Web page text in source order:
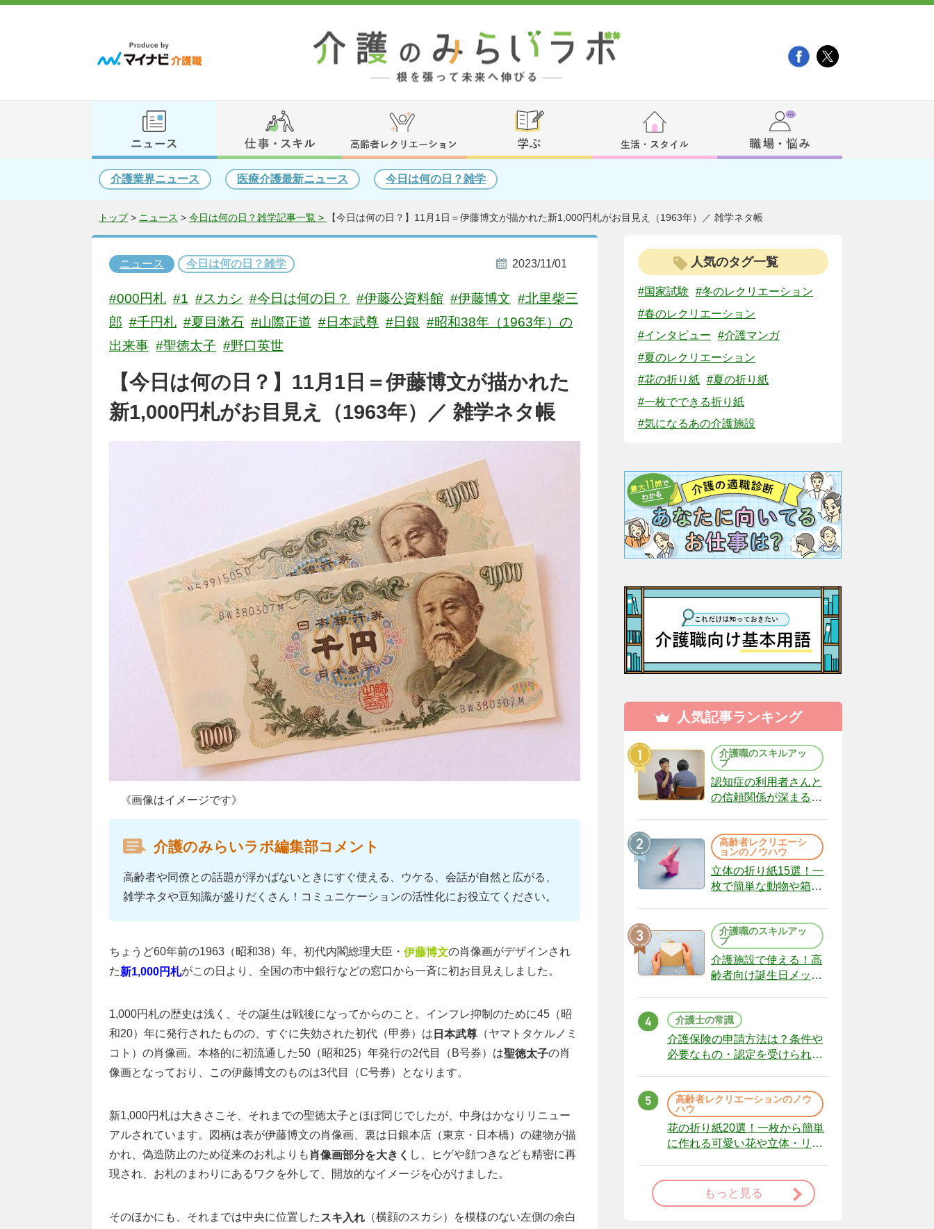
介護業界ニュース 医療介護最新ニュース 今日は何の日？雑学
トップ> ニュース > 今日は何の日？雑学記事一覧 > 【今日は何の日？】11月1日＝伊藤博文が描かれた新1,000円札がお目見え（1963年）／ 雑学ネタ帳
ニュース 今日は何の日？雑学 2023/11/01
#000円札 #1 #スカシ #今日は何の日？ #伊藤公資料館 #伊藤博文 #北里柴三
郎 #千円札 #夏目漱石 #山際正道 #日本武尊 #日銀 #昭和38年（1963年）の
出来事 #聖徳太子 #野口英世
【今日は何の日？】11月1日＝伊藤博文が描かれた
新1,000円札がお目見え（1963年）／ 雑学ネタ帳
《画像はイメージです》
介護のみらいラボ編集部コメント
高齢者や同僚との話題が浮かばないときにすぐ使える、ウケる、会話が自然と広がる、
雑学ネタや豆知識が盛りだくさん！コミュニケーションの活性化にお役立てください。
ちょうど60年前の1963（昭和38）年。初代内閣総理大臣・ 伊藤博文の肖像画がデザインされ
た新1,000円札がこの日より、全国の市中銀行などの窓口から一斉に初お目見えしました。
1,000円札の歴史は浅く、その誕生は戦後になってからのこと。インフレ抑制のために45（昭
和20）年に発行されたものの、すぐに失効された初代（甲券）は 日本武尊 （ヤマトタケルノミ
コト）の肖像画。本格的に初流通した50（昭和25）年発行の2代目（B号券）は聖徳太子の肖
像画となっており、この伊藤博文のものは3代目（C号券）となります。
新1,000円札は大きさこそ、それまでの聖徳太子とほぼ同じでしたが、中身はかなりリニュー
アルされています。図柄は表が伊藤博文の肖像画、裏は日銀本店（東京・日本橋）の建物が描
かれ、偽造防止のため従来のお札よりも肖像画部分を大きく し、ヒゲや顔つきなども精密に再
現され、お札のまわりにあるワクを外して、開放的なイメージを心がけました。
そのほかにも、それまでは中央に位置した スキ入れ （横顔のスカシ）を模様のない左側の余白
人気のタグ一覧
#国家試験
#冬のレクリエーション
#春のレクリエーション
#インタビュー
#介護マンガ
#夏のレクリエーション
#花の折り紙 #夏の折り紙
#一枚でできる折り紙
#気になるあの介護施設
人気記事ランキング
介護職のスキルアッ
プ
認知症の利用者さんと
の信頼関係が深まる声
（22）
高齢者レクリエーシ
ョンのノウハウ
立体の折り紙15選！一
枚で簡単な動物や箱、
介護職のスキルアッ
プ
介護施設で使える！高
齢者向け誕生日メッセ
介護士の常識
介護保険の申請方法は？条件や
必要なもの・認定を受けられな
高齢者レクリエーションのノウ
ハウ
花の折り紙20選！一枚から簡単
に作れる可愛い花や立体・リー
もっと見る